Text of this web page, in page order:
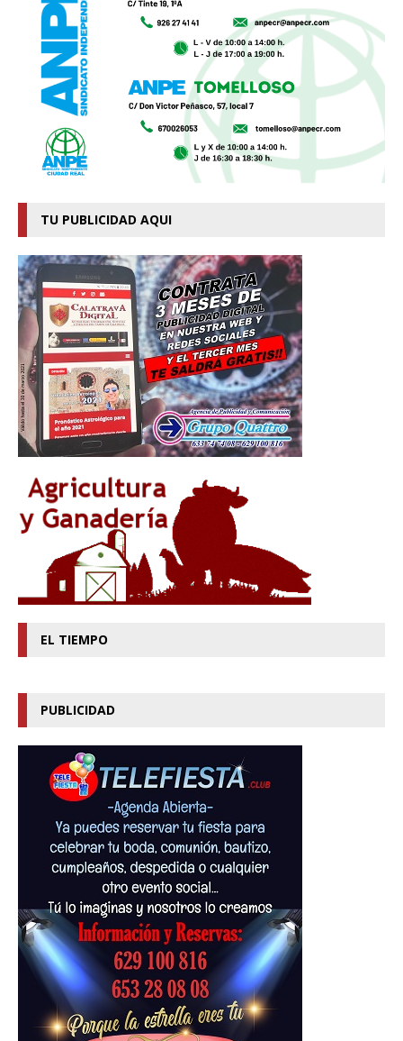
TU PUBLICIDAD AQUI
EL TIEMPO
PUBLICIDAD